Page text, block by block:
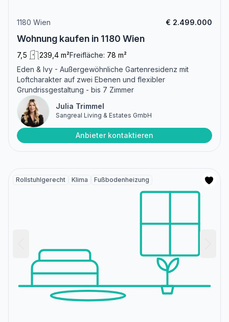
1180 Wien € 2.499.000
Wohnung kaufen in 1180 Wien
7,5 239,4 m²Freifläche: 78 m²
Eden & Ivy - Außergewöhnliche Gartenresidenz mit
Loftcharakter auf zwei Ebenen und flexibler
Grundrissgestaltung - bis 7 Zimmer
Julia Trimmel
Sangreal Living & Estates GmbH
Anbieter kontaktieren
Rollstuhlgerecht Klima Fußbodenheizung